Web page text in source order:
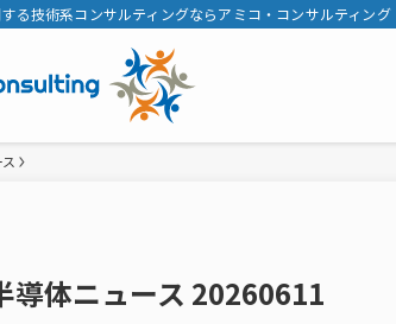
る技術系コンサルティングならアミコ・コンサルティング
導体ニュース 20260611